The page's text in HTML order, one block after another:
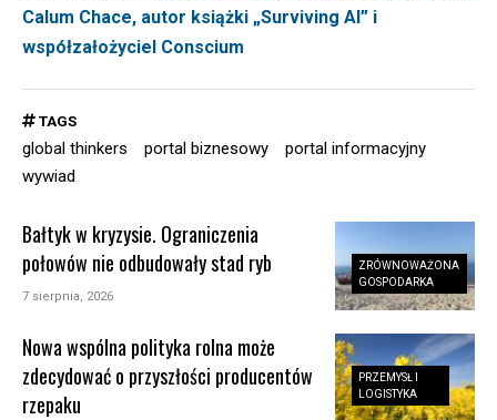
Calum Chace, autor książki „Surviving AI” i
współzałożyciel Conscium
TAGS
global thinkers portal biznesowy
portal informacyjny
wywiad
ZRÓWNOWAŻONA
GOSPODARKA
Bałtyk w kryzysie. Ograniczenia
połowów nie odbudowały stad ryb
7 sierpnia, 2026
PRZEMYSŁ I
LOGISTYKA
Nowa wspólna polityka rolna może
zdecydować o przyszłości producentów
rzepaku